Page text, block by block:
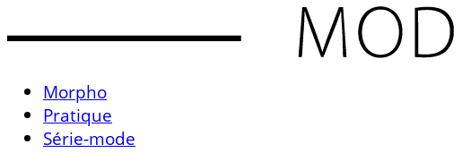
Morpho
Pratique
Série-mode